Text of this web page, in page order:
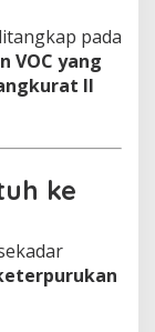
pada
VOC yang
II
ke